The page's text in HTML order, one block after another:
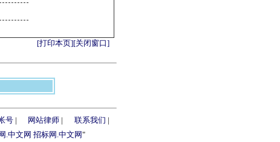
[打印本页][关闭窗口]
号 | 网站律师 | 联系我们 |
.中文网 招标网.中文网"